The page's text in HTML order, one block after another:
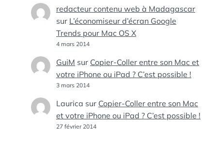
redacteur contenu web à Madagascar
sur L’économiseur d’écran Google
Trends pour Mac OS X
4 mars 2014
GuiM sur Copier-Coller entre son Mac et
votre iPhone ou iPad ? C’est possible !
3 mars 2014
Laurica sur Copier-Coller entre son Mac
et votre iPhone ou iPad ? C’est possible !
27 février 2014